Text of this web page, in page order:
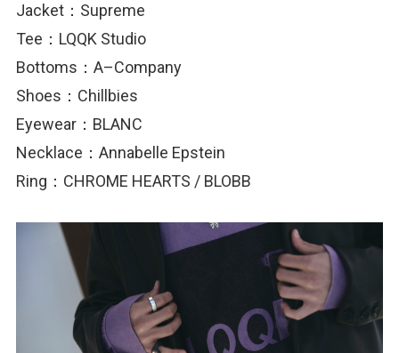
Jacket：Supreme
Tee：LQQK Studio
Bottoms：A–Company
Shoes：Chillbies
Eyewear：BLANC
Necklace：Annabelle Epstein
Ring：CHROME HEARTS / BLOBB